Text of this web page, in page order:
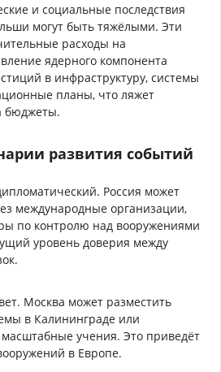
и социальные последствия
могут быть тяжёлыми. Эти
расходы на
ядерного компонента
в инфраструктуру, системы
планы, что ляжет
бюджеты.
развития событий
Россия может
международные организации,
по контролю над вооружениями
уровень доверия между
Москва может разместить
в Калининграде или
масштабные учения. Это приведёт
в Европе.